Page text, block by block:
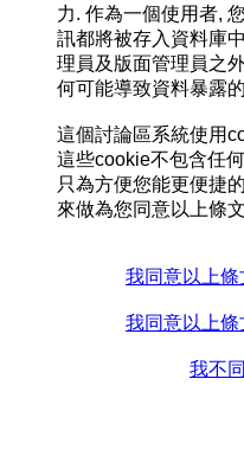
力. 作為一個使用者,
訊都將被存入資料庫
理員及版面管理員之
何可能導致資料暴露
這個討論區系統使用
這些cookie不包含任
只為方便您能更便捷
來做為您同意以上條
我同意以上條
我同意以上條
我不